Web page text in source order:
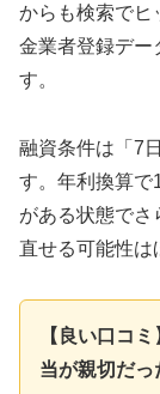
からも検索でヒ
金業者登録デー
す。
融資条件は「7
す。年利換算で
がある状態でさ
直せる可能性は
【良い口コ
当が親切だっ